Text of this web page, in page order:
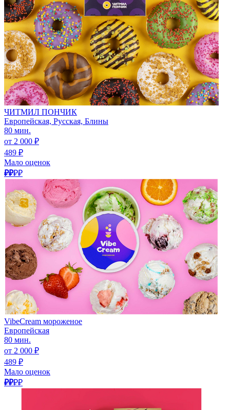
ЧИТМИЛ ПОНЧИК
Европейская, Русская, Блины
80 мин.
от 2 000 ₽
489 ₽
Мало оценок
₽₽₽₽
VibeCream мороженое
Европейская
80 мин.
от 2 000 ₽
489 ₽
Мало оценок
₽₽₽₽